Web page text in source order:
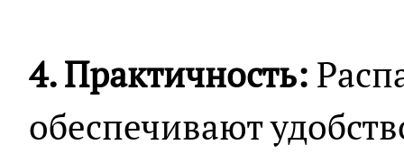
4. Практичность:
обеспечивают